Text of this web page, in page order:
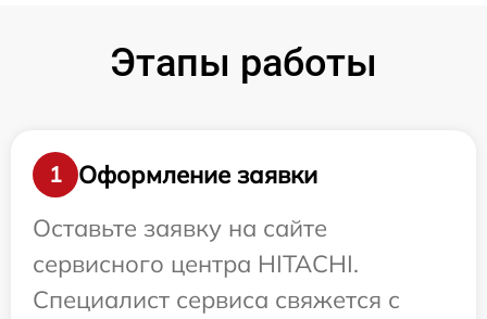
Этапы работы
1
Оформление заявки
Оставьте заявку на сайте
сервисного центра HITACHI.
Специалист сервиса свяжется с